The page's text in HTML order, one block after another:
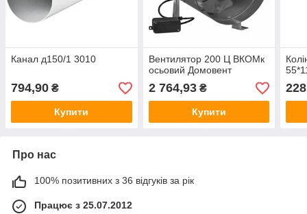
Канал д150/1 3010
794,90 ₴
Купити
Вентилятор 200 Ц ВКОМк
осьовий Домовент
2 764,93₴
Купити
Про нас
100% позитивних з 36 відгуків за рік
Працює з 25.07.2012